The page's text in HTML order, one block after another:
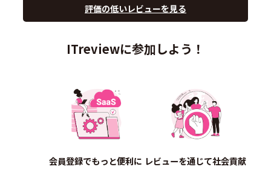
評価の低いレビューを見る
ITreviewに参加しよう！
会員登録でもっと便利に レビューを通じて社会貢献